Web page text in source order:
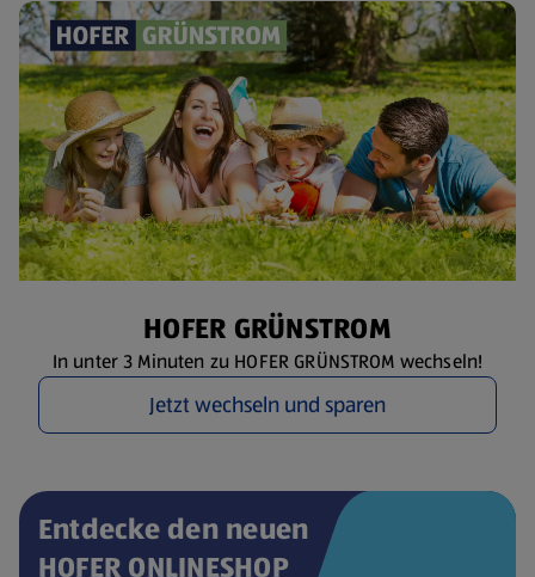
HOFER GRÜNSTROM
In unter 3 Minuten zu HOFER GRÜNSTROM wechseln!
Jetzt wechseln und sparen
Entdecke den neuen
HOFER ONLINESHOP